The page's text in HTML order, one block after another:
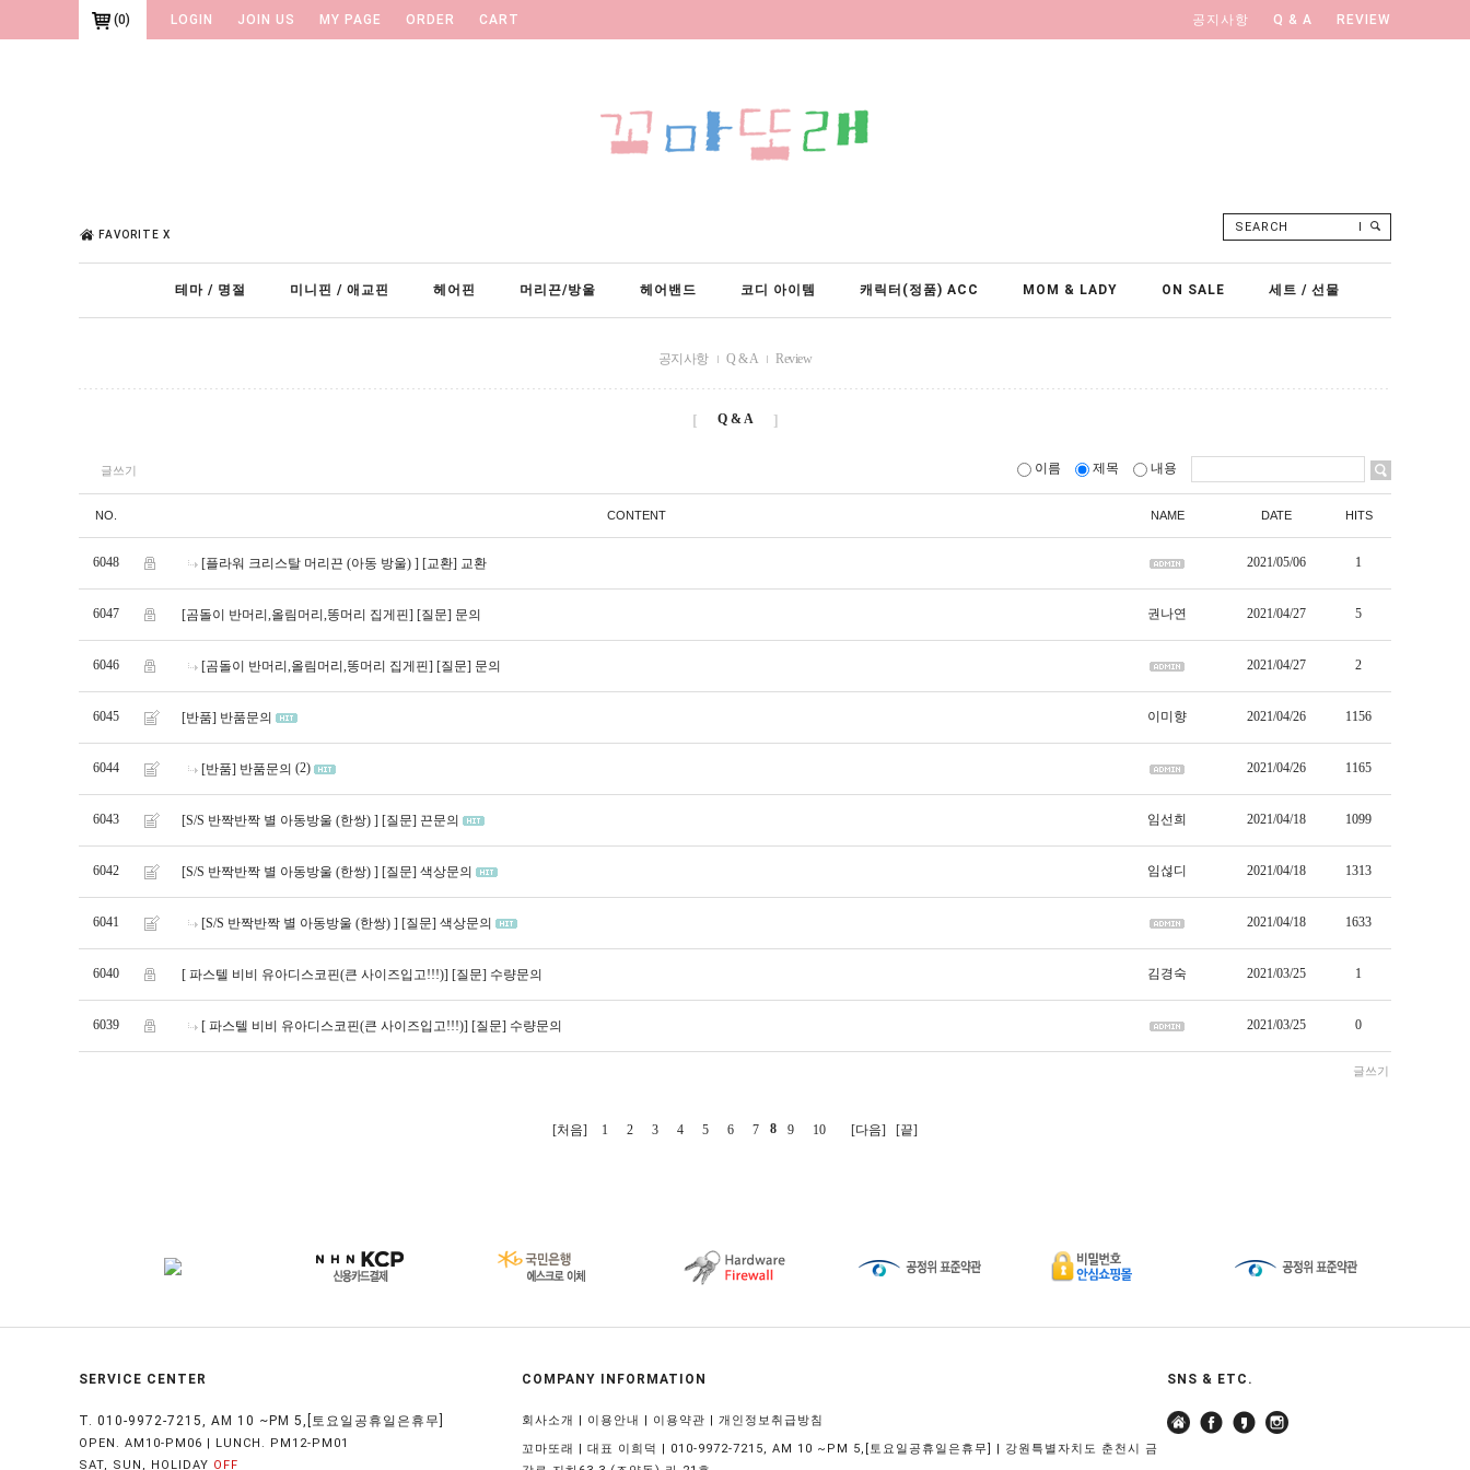
(0) LOGIN JOIN US MY PAGE ORDER CART 공지사항 Q & A REVIEW
FAVORITE X
SEARCH
테마 / 명절 미니핀 / 애교핀 헤어핀 머리끈/방울 헤어밴드 코디 아이템 캐릭터(정품) ACC MOM & LADY ON SALE 세트 / 선물
공지사항 Q & A Review
[ Q & A ]
글쓰기 이름 제목 내용
NO. CONTENT NAME DATE HITS
6048 [플라워 크리스탈 머리끈 (아동 방울) ] [교환] 교환 2021/05/06 1
6047 [곰돌이 반머리,올림머리,똥머리 집게핀] [질문] 문의 권나연 2021/04/27 5
6046 [곰돌이 반머리,올림머리,똥머리 집게핀] [질문] 문의 2021/04/27 2
6045 [반품] 반품문의 이미향 2021/04/26 1156
6044 [반품] 반품문의 (2) 2021/04/26 1165
6043 [S/S 반짝반짝 별 아동방울 (한쌍) ] [질문] 끈문의 임선희 2021/04/18 1099
6042 [S/S 반짝반짝 별 아동방울 (한쌍) ] [질문] 색상문의 임섢디 2021/04/18 1313
6041 [S/S 반짝반짝 별 아동방울 (한쌍) ] [질문] 색상문의 2021/04/18 1633
6040 [ 파스텔 비비 유아디스코핀(큰 사이즈입고!!!)] [질문] 수량문의 김경숙 2021/03/25 1
6039 [ 파스텔 비비 유아디스코핀(큰 사이즈입고!!!)] [질문] 수량문의 2021/03/25 0
글쓰기
[처음] 1 2 3 4 5 6 7 8 9 10 [다음] [끝]
SERVICE CENTER
T. 010-9972-7215, AM 10 ~PM 5,[토요일공휴일은휴무]
OPEN. AM10-PM06 | LUNCH. PM12-PM01
SAT, SUN, HOLIDAY OFF
COMPANY INFORMATION
회사소개 | 이용안내 | 이용약관 | 개인정보취급방침
꼬마또래 | 대표 이희덕 | 010-9972-7215, AM 10 ~PM 5,[토요일공휴일은휴무] | 강원특별자치도 춘천시 금
SNS & ETC.